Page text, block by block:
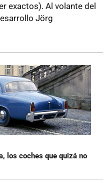
exactos). Al volante del
Jörg
los coches que quizá no